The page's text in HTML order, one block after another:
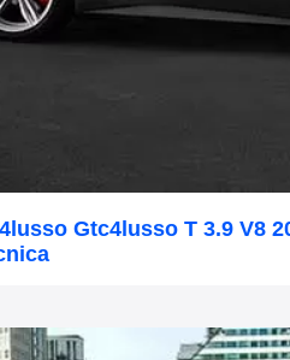
Gtc4lusso T 3.9 V8